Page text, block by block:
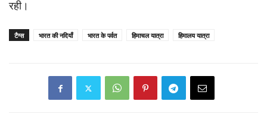
रही।
टैग्स भारत की नदियाँ भारत के पर्वत हिमाचल यात्रा हिमालय यात्रा